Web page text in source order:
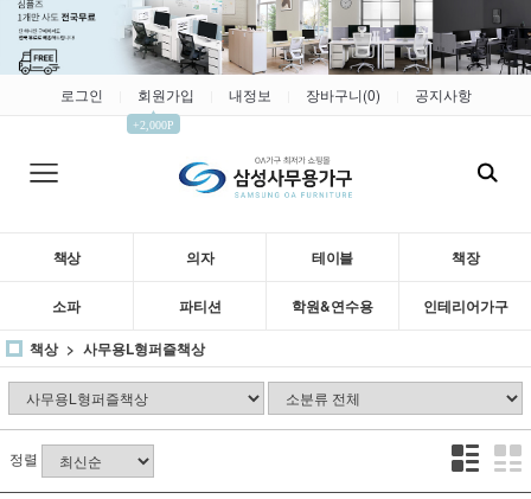
로그인 회원가입
▲
+2,000P
내정보 장바구니(0) 공지사항
책상 의자 테이블 책장
소파 파티션 학원&연수용
인테리어가구
책상
사무용L형퍼즐책상
정렬